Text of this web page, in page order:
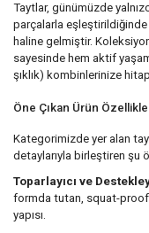
Taytlar, günümüzde
parçalarla
haline gelmiştir.
sayesinde hem aktif
şıklık) kombinlerinize
Öne Çıkan Ürün
Kategorimizde yer alan
detaylarıyla birleştiren şu
Toparlayıcı ve
formda tutan, squat-
yapısı.